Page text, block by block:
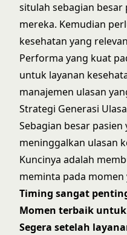
situlah sebagian
mereka. Kemudian
kesehatan yang
Performa yang kuat
untuk layanan
manajemen ulasan
Strategi Generasi
Sebagian besar
meninggalkan ulasan
Kuncinya adalah
meminta pada momen
Timing sangat
Momen terbaik
Segera setelah